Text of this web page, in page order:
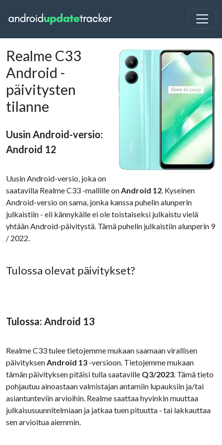
Realme C33
Android -
päivitysten
tilanne
Uusin Android-versio:
Android 12
Uusin Android-versio, joka on
saatavilla Realme C33 -mallille onAndroid 12. Kyseinen
Android-versio on sama, jonka kanssa puhelin alunperin
julkaistiin - eli kännykälle ei ole toistaiseksi julkaistu vielä
yhtään Android-päivitystä. Tämä puhelin julkaistiin alunperin 9
/ 2022.
Tulossa olevat päivitykset?
Tulossa: Android 13
Realme C33 tulee tietojemme mukaan saamaan virallisen
päivityksenAndroid 13 -versioon. Tietojemme mukaan
tämän päivityksen pitäisi tulla saataville Q3/2023. Tämä tieto
pohjautuu ainoastaan valmistajan antamiin lupauksiin ja/tai
asiantunteviin arvioihin. Realme saattaa hyvinkin muuttaa
julkaisusuunnitelmiaan ja jatkaa tuen pituutta - tai lakkauttaa
sen arvioitua aiemmin.